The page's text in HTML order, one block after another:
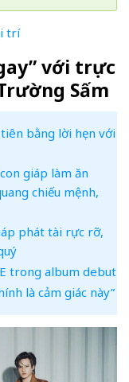
trí
với trực
Sấm
bằng lời hẹn với
giáp làm ăn
chiếu mệnh,
phát tài rực rỡ,
trong album debut
là cảm giác này”